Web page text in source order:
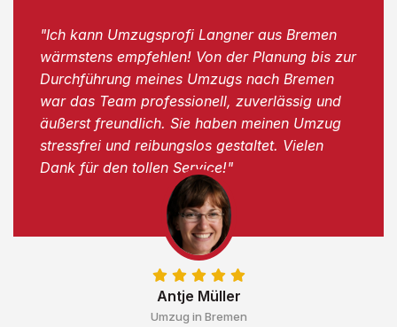
Antje Müller
Umzug in Bremen
"Ich kann Umzugsprofi Langner aus Bremen
wärmstens empfehlen! Von der Planung bis zur
Durchführung meines Umzugs nach Bremen
war das Team professionell, zuverlässig und
äußerst freundlich. Sie haben meinen Umzug
stressfrei und reibungslos gestaltet. Vielen
Dank für den tollen Service!"